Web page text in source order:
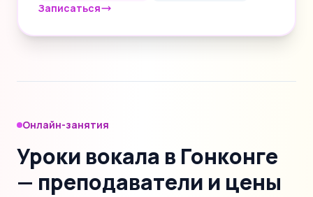
Записаться
Онлайн-занятия
Уроки вокала в Гонконге
— преподаватели и цены